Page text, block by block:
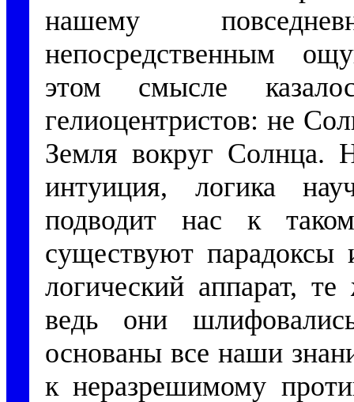
нашему
непосредственным
этом смысле
гелиоцентристов: не
Земля вокруг Солнца.
интуиция, логика
подводит нас к
существуют парадоксы
логический аппарат,
ведь они
основаны все наши
к неразрешимому